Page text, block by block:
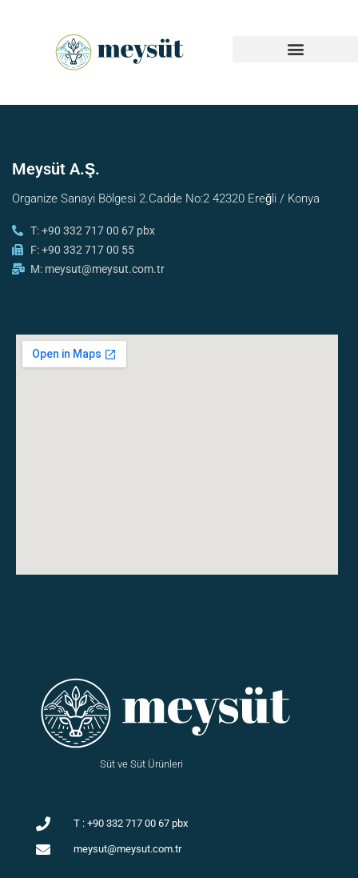
Meysüt A.Ş.
Organize Sanayi Bölgesi 2.Cadde No:2 42320 Ereğli / Konya
T: +90 332 717 00 67 pbx
F: +90 332 717 00 55
M: meysut@meysut.com.tr
Süt ve Süt Ürünleri
T : +90 332 717 00 67 pbx
meysut@meysut.com.tr